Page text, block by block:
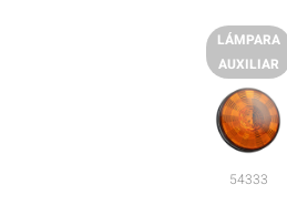
LÁMPARA
AUXILIAR
54333